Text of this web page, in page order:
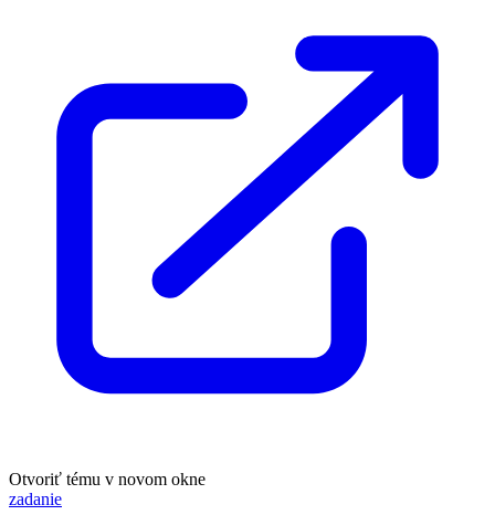
Otvoriť tému v novom okne
zadanie